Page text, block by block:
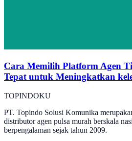
Cara Memilih Platform Agen
Tepat untuk Meningkatkan
TOPINDOKU
PT. Topindo Solusi Komunika
distributor agen pulsa murah berskala
berpengalaman sejak tahun 2009.